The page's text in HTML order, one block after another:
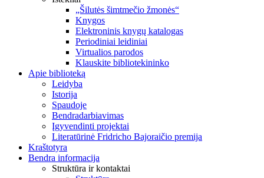
„Šilutės šimtmečio žmonės“
Knygos
Elektroninis knygų katalogas
Periodiniai leidiniai
Virtualios parodos
Klauskite bibliotekininko
Apie biblioteką
Leidyba
Istorija
Spaudoje
Bendradarbiavimas
Įgyvendinti projektai
Literatūrinė Fridricho Bajoraičio premija
Kraštotyra
Bendra informacija
Struktūra ir kontaktai